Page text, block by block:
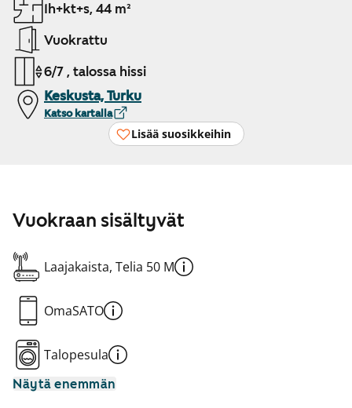
1h+kt+s, 44 m²
Vuokrattu
6/7 , talossa hissi
Keskusta, Turku
Katso kartalla
Lisää suosikkeihin
Vuokraan sisältyvät
Laajakaista, Telia 50 M
OmaSATO
Talopesula
Näytä enemmän